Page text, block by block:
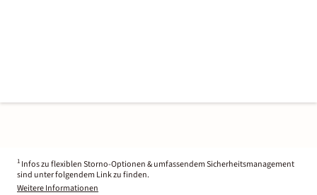
1 Infos zu flexiblen Storno-Optionen & umfassendem Sicherheitsmanagement
sind unter folgendem Link zu finden.
Weitere Informationen